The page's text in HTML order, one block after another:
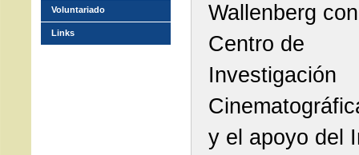
Wallenberg
Centro de
Investigación
y el apoyo del
Voluntariado
Links